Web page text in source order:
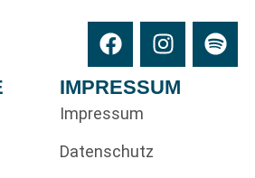
IMPRESSUM
Impressum
Datenschutz